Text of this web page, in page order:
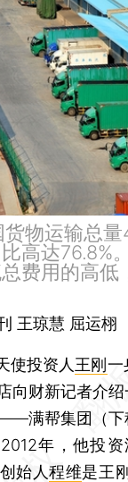
货物运输总
高达76.8%
费用的高低
王琼慧 屈运栩
投资人 王刚一
向财新记者介
满帮集团（下
年，他投
始人程维是王